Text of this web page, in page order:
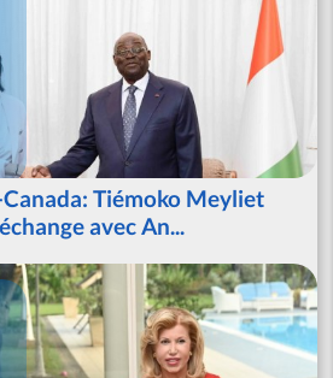
Tiémoko Meyliet
avec An...